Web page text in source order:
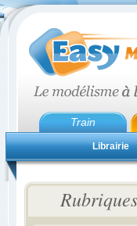
Train
Librairie
Rubriques